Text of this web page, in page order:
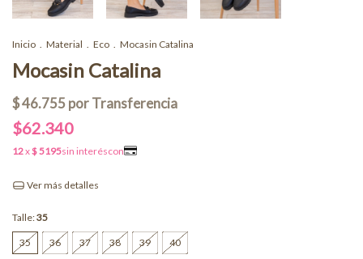
Inicio . Material . Eco . Mocasin Catalina
Mocasin Catalina
$62.340
Ver más detalles
Talle:35
35 36 37 38 39 40